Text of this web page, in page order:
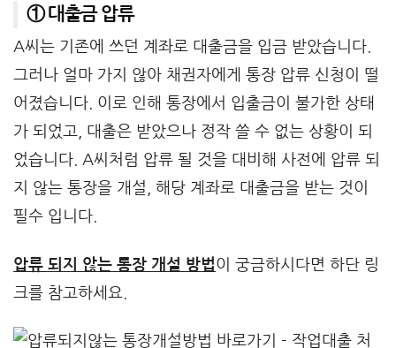
① 대출금 압류
A씨는 기존에 쓰던 계좌로 대출금을 입금 받았습니다.
그러나 얼마 가지 않아 채권자에게 통장 압류 신청이 떨
어졌습니다. 이로 인해 통장에서 입출금이 불가한 상태
가 되었고, 대출은 받았으나 정작 쓸 수 없는 상황이 되
었습니다. A씨처럼 압류 될 것을 대비해 사전에 압류 되
지 않는 통장을 개설, 해당 계좌로 대출금을 받는 것이
필수 입니다.
압류 되지 않는 통장 개설 방법이 궁금하시다면 하단 링
크를 참고하세요.